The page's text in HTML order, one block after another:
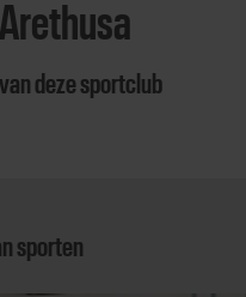
deze sportclub
sporten